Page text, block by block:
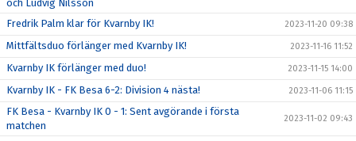
och Ludvig Nilsson
Fredrik Palm klar för Kvarnby IK! 2023-11-20 09:38
Mittfältsduo förlänger med Kvarnby IK! 2023-11-16 11:52
Kvarnby IK förlänger med duo! 2023-11-15 14:00
Kvarnby IK - FK Besa 6-2: Division 4 nästa! 2023-11-06 11:15
FK Besa - Kvarnby IK 0 - 1: Sent avgörande i första
matchen
2023-11-02 09:43